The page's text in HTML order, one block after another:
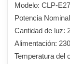
Modelo: CLP-
Potencia
Cantidad de luz:
Alimentación:
Temperatura del